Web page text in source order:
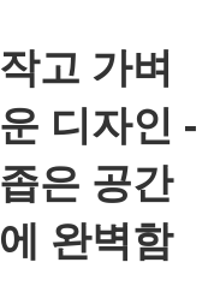
작고 가벼
운 디자인 -
좁은 공간
에 완벽함